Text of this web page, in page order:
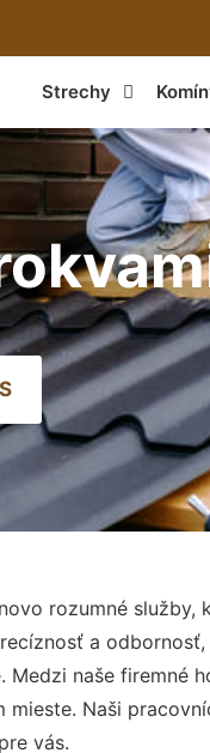
Strechy
rozumné
a
naše
Naši
vás.